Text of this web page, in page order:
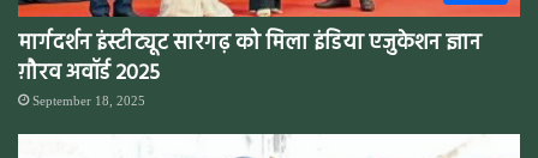
मार्गदर्शन इंस्टीट्यूट सारंगढ़ को मिला इंडिया एजुकेशन ज्ञान
ग़ौरव अवॉर्ड 2025
September 18, 2025